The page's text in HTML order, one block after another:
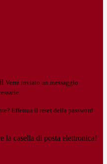
Verrà inviato un messaggio
Effettua il reset della password
la casella di posta elettronica!